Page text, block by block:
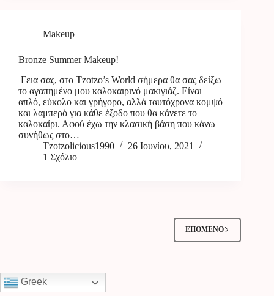
Makeup
Bronze Summer Makeup!
Γεια σας, στο Tzotzo’s World σήμερα θα σας δείξω
το αγαπημένο μου καλοκαιρινό μακιγιάζ. Είναι
απλό, εύκολο και γρήγορο, αλλά ταυτόχρονα κομψό
και λαμπερό για κάθε έξοδο που θα κάνετε το
καλοκαίρι. Αφού έχω την κλασική βάση που κάνω
συνήθως στο…
Tzotzolicious1990
26 Ιουνίου, 2021
1 Σχόλιο
ΕΠΌΜΕΝΟ
Greek